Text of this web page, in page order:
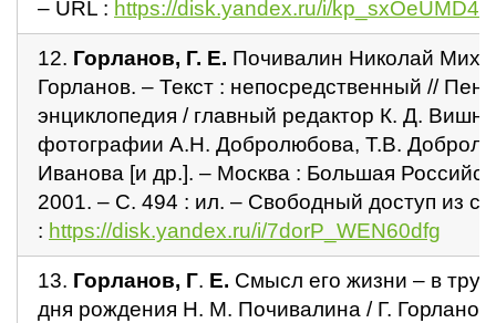
– URL : https://disk.yandex.ru/i/
12. Горланов, Г. Е. Почивалин Николай
Горланов. – Текст : непосредственный //
энциклопедия / главный редактор К. Д.
фотографии А.Н. Добролюбова, Т.В.
Иванова [и др.]. – Москва : Большая
2001. – С. 494 : ил. – Свободный доступ из
: https://disk.yandex.ru/i/7dorP_WEN60dfg
13. Горланов, Г. Е. Смысл его жизни – в
дня рождения Н. М. Почивалина / Г. Горланов.